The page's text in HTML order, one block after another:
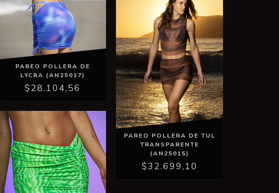
PAREO POLLERA DE
LYCRA (AN25017)
$28.104,56
PAREO POLLERA DE TUL
TRANSPARENTE
(AN25015)
$32.699,10